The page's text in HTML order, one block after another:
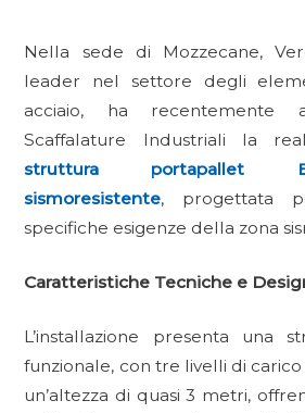
Nella sede di Mozzecane,
leader nel settore degli
acciaio, ha recentemente
Scaffalature Industriali la
struttura portapallet
sismoresistente, progettata
specifiche esigenze della zona
Caratteristiche Tecniche e
L’installazione presenta una
funzionale, con tre livelli di carico
un’altezza di quasi 3 metri,